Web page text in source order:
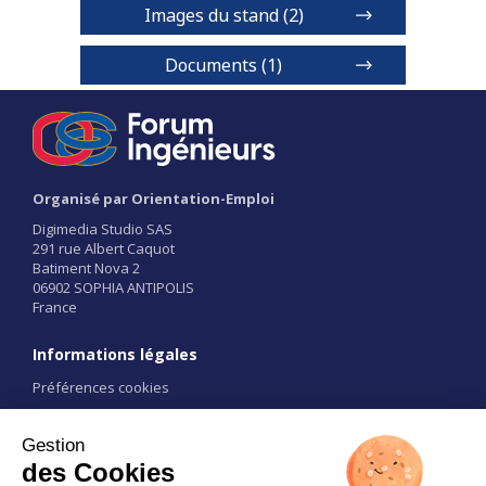
Images du stand (2)
Documents (1)
Organisé par Orientation-Emploi
Digimedia Studio SAS
291 rue Albert Caquot
Batiment Nova 2
06902 SOPHIA ANTIPOLIS
France
Informations légales
Préférences cookies
CGU